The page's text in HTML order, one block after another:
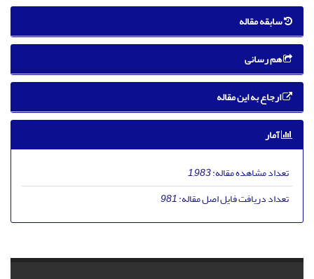
سابقه مقاله
هم رسانی
ارجاع به این مقاله
آمار
تعداد مشاهده مقاله:1,983
تعداد دریافت فایل اصل مقاله:981